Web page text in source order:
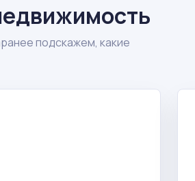
подскажем, какие